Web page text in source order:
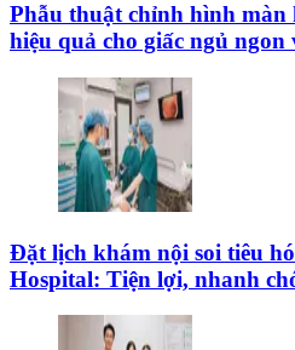
Phẫu thuật chỉnh hình
hiệu quả cho giấc ngủ ngon
Đặt lịch khám nội soi tiêu
Hospital: Tiện lợi, nhanh